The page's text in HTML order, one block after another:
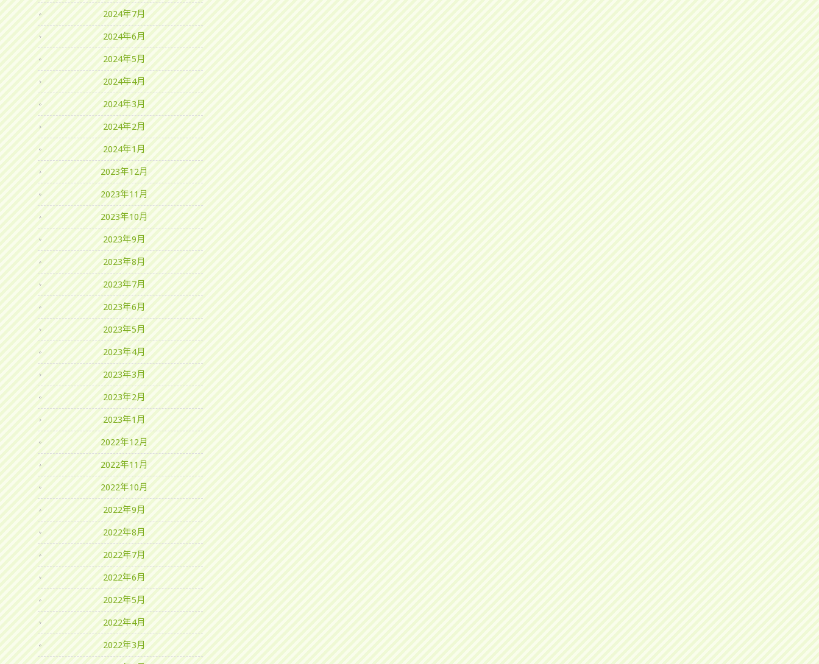
2024年7月
2024年6月
2024年5月
2024年4月
2024年3月
2024年2月
2024年1月
2023年12月
2023年11月
2023年10月
2023年9月
2023年8月
2023年7月
2023年6月
2023年5月
2023年4月
2023年3月
2023年2月
2023年1月
2022年12月
2022年11月
2022年10月
2022年9月
2022年8月
2022年7月
2022年6月
2022年5月
2022年4月
2022年3月